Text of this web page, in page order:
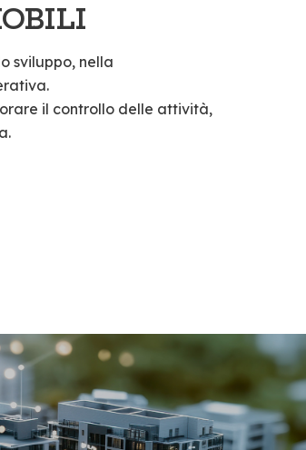
sviluppo, nella
il controllo delle attività,